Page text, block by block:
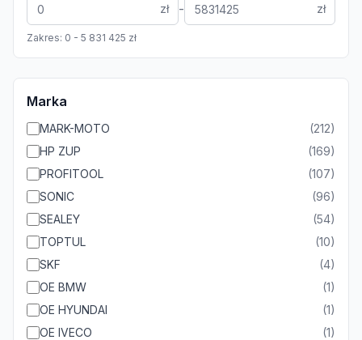
zł - zł
Zakres: 0 - 5 831 425 zł
Marka
MARK-MOTO (212)
HP ZUP
(169)
PROFITOOL
(107)
SONIC
(96)
SEALEY
(54)
TOPTUL
(10)
SKF
(4)
OE BMW
(1)
OE HYUNDAI
(1)
OE IVECO
(1)